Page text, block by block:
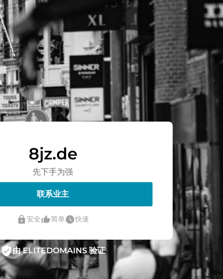
8jz.de
先下手为强
联系业主
lock安全thumb_up_alt简单watch_later快速
verified_user由 ELITEDOMAINS 验证